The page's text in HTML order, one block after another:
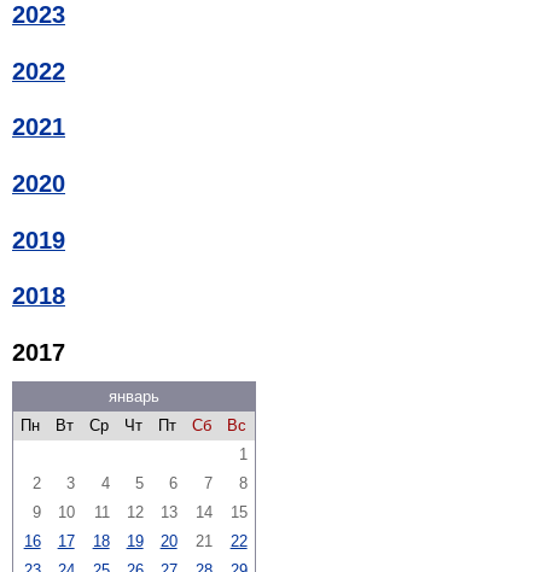
2023
2022
2021
2020
2019
2018
2017
январь
Пн
Вт Ср Чт Пт Сб
Вс
1
2
3 4 5 6 7
8
9
10 11 12 13 14
15
16
17 18 19 20 21
22